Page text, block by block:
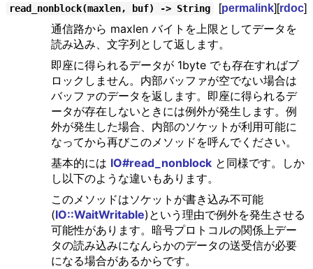
read_nonblock(maxlen, buf) -> String [permalink][rdoc]
通信路から maxlen バイトを上限としてデータを
読み込み、文字列として返します。
即座に得られるデータが 1byte でも存在すればブ
ロックしません。内部バッファが空でない場合は
バッファのデータを返します。即座に得られるデ
ータが存在しないときには例外が発生します。例
外が発生した場合、内部のソケットが利用可能に
なってから再びこのメソッドを呼んでください。
基本的には IO#read_nonblockと同様です。しか
し以下のような違いもあります。
このメソッドはソケットが書き込み不可能
(IO::WaitWritable)という理由で例外を発生させる
可能性があります。暗号プロトコルの関係上デー
タの読み込みになんらかのデータの送受信が必要
になる場合があるからです。